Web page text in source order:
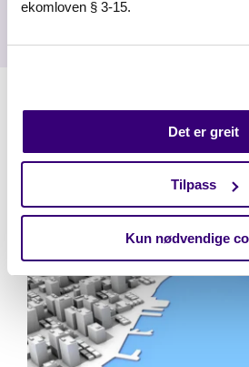
ekomloven § 3-15.
Det er greit
Tilpass
Kun nødvendige
Lignende artikler